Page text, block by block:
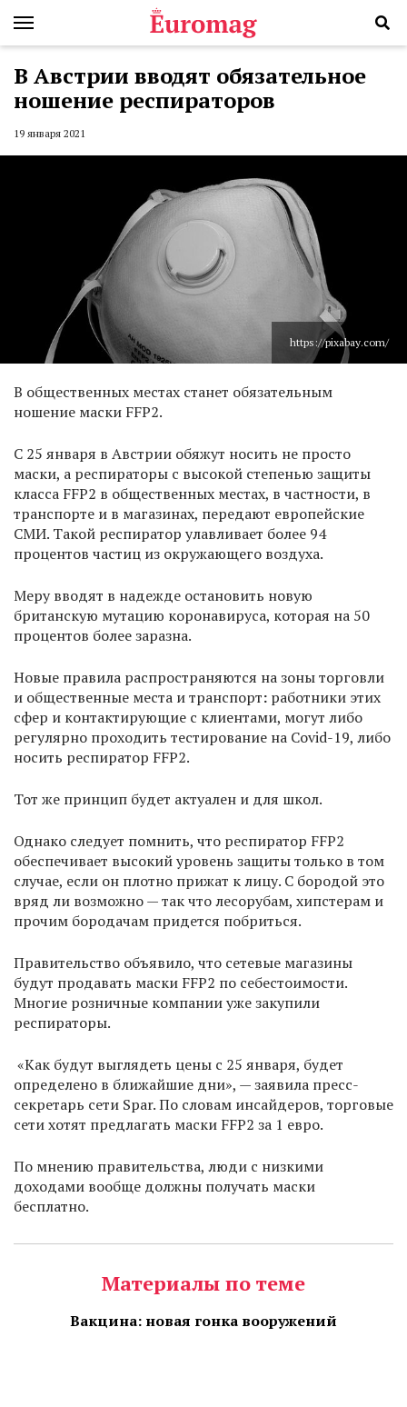
В Австрии вводят обязательное
ношение респираторов
19 января 2021
https://pixabay.com/
В общественных местах станет обязательным
ношение маски FFP2.
С 25 января в Австрии обяжут носить не просто
маски, а респираторы с высокой степенью защиты
класса FFP2 в общественных местах, в частности, в
транспорте и в магазинах, передают европейские
СМИ. Такой респиратор улавливает более 94
процентов частиц из окружающего воздуха.
Меру вводят в надежде остановить новую
британскую мутацию коронавируса, которая на 50
процентов более заразна.
Новые правила распространяются на зоны торговли
и общественные места и транспорт: работники этих
сфер и контактирующие с клиентами, могут либо
регулярно проходить тестирование на Covid-19, либо
носить респиратор FFP2.
Тот же принцип будет актуален и для школ.
Однако следует помнить, что респиратор FFP2
обеспечивает высокий уровень защиты только в том
случае, если он плотно прижат к лицу. С бородой это
вряд ли возможно — так что лесорубам, хипстерам и
прочим бородачам придется побриться.
Правительство объявило, что сетевые магазины
будут продавать маски FFP2 по себестоимости.
Многие розничные компании уже закупили
респираторы.
«Как будут выглядеть цены с 25 января, будет
определено в ближайшие дни», — заявила пресс-
секретарь сети Spar. По словам инсайдеров, торговые
сети хотят предлагать маски FFP2 за 1 евро.
По мнению правительства, люди с низкими
доходами вообще должны получать маски
бесплатно.
Материалы по теме
Вакцина: новая гонка вооружений